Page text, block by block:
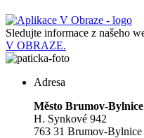
Sledujte informace z našeho
V OBRAZE.
Adresa
Město Brumov-Bylnice
H. Synkové 942
763 31 Brumov-Bylnice